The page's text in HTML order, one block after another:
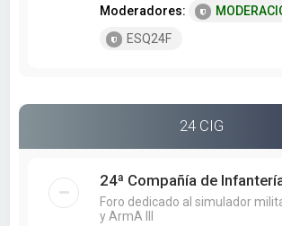
Moderadores:
ESQ24F
24 CIG
24ª Compañía de
Foro dedicado al simulador
y ArmA III